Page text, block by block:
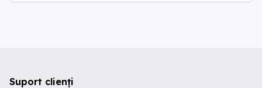
Suport clienți